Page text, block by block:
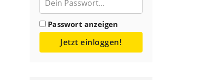
Passwort anzeigen
Jetzt einloggen!